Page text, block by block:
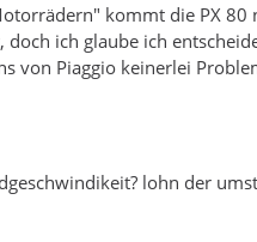
kommt die PX 80
ich glaube ich
von Piaggio keinerlei
lohn der